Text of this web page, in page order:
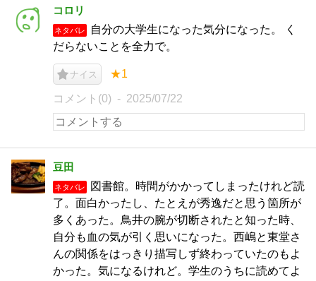
コロリ
ネタバレ
自分の大学生になった気分になった。 く
だらないことを全力で。
ナイス ★1
コメント(0) 2025/07/22
豆田
ネタバレ
図書館。時間がかかってしまったけれど読
了。面白かったし、たとえが秀逸だと思う箇所が
多くあった。鳥井の腕が切断されたと知った時、
自分も血の気が引く思いになった。西嶋と東堂さ
んの関係をはっきり描写しず終わっていたのもよ
かった。気になるけれど。学生のうちに読めてよ